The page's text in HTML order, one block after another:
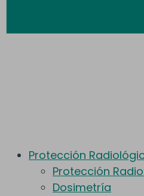
Protección
Protección
Dosimetría